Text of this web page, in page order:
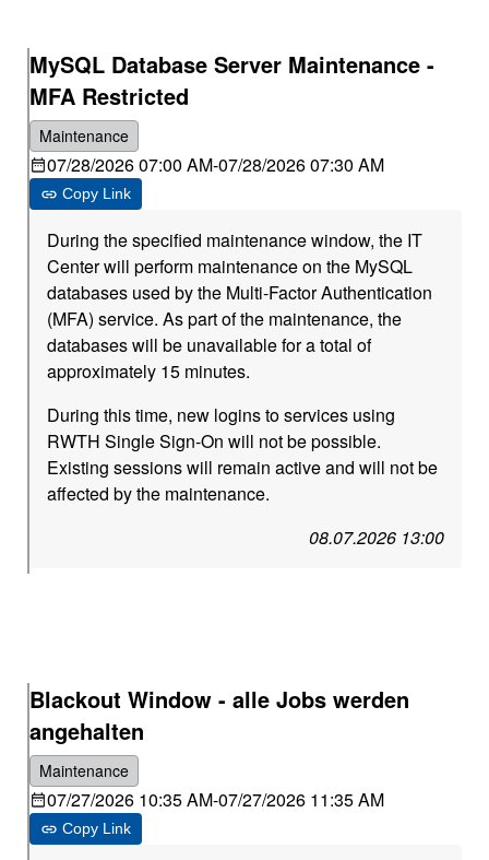
MySQL Database Server Maintenance -
MFA Restricted
Maintenance
07/28/2026 07:00 AM-07/28/2026 07:30 AM
Copy Link
During the specified maintenance window, the IT
Center will perform maintenance on the MySQL
databases used by the Multi-Factor Authentication
(MFA) service. As part of the maintenance, the
databases will be unavailable for a total of
approximately 15 minutes.
During this time, new logins to services using
RWTH Single Sign-On will not be possible.
Existing sessions will remain active and will not be
affected by the maintenance.
08.07.2026 13:00
Blackout Window - alle Jobs werden
angehalten
Maintenance
07/27/2026 10:35 AM-07/27/2026 11:35 AM
Copy Link